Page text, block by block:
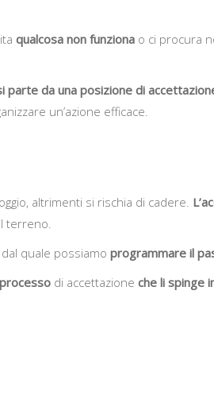
qualcosa non funziona o ci procura
parte da una posizione di
un’azione efficace.
altrimenti si rischia di cadere.
terreno.
quale possiamo programmare il
di accettazione che li spinge